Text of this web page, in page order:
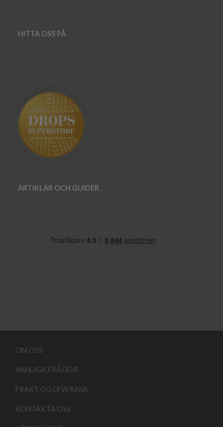
HITTA OSS PÅ
ARTIKLAR OCH GUIDER
OM OSS
VANLIGA FRÅGOR
FRAKT OG LEVERANS
KONTAKTA OSS